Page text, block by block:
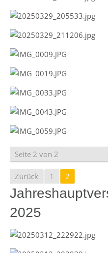
Seite 2 von 2
Zurück 1 2
2025